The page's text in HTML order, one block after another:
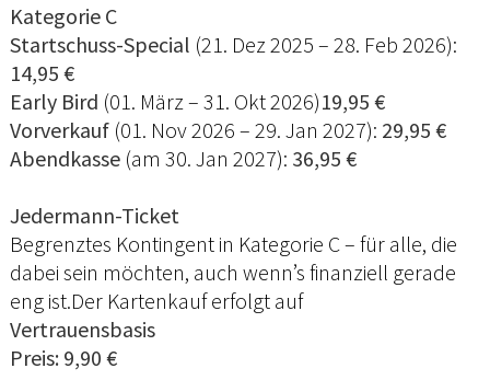
Kategorie C
Startschuss-Special (21. Dez 2025 – 28. Feb 2026):
14,95 €
Early Bird (01. März – 31. Okt 2026)19,95 €
Vorverkauf (01. Nov 2026 – 29. Jan 2027): 29,95 €
Abendkasse (am 30. Jan 2027): 36,95 €
Jedermann-Ticket
Begrenztes Kontingent in Kategorie C – für alle, die
dabei sein möchten, auch wenn’s finanziell gerade
eng ist.Der Kartenkauf erfolgt auf
Vertrauensbasis
Preis: 9,90 €